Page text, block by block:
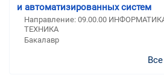
и автоматизированных систем
Направление: 09.00.00
ТЕХНИКА
Бакалавр